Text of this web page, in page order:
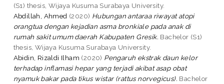
(S1) thesis, Wijaya Kusuma Surabaya University.
Abdillah, Ahmed (2020) Hubungan antaraa riwayat atopi
orangtua dengan kejadian asma bronkiale pada anak di
rumah sakit umum daerah Kabupaten Gresik. Bachelor (S1)
thesis, Wijaya Kusuma Surabaya University.
Abidin, Rizaldi Ilham (2020) Pengaruh ekstrak daun kelor
terhadap inflamasi hepar yang terjadi akibat asap obat
nyamuk bakar pada tikus wistar (rattus norvegicus). Bachelor